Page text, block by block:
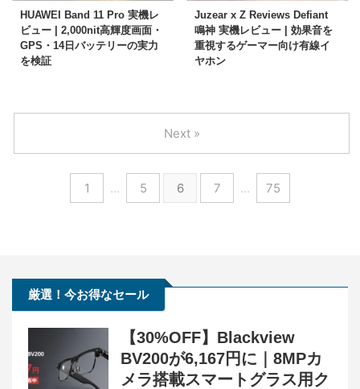
HUAWEI Band 11 Pro 実機レ
ビュー | 2,000nit高輝度画面・
GPS・14日バッテリーの実力
を検証
Juzear x Z Reviews Defiant
鳴神 実機レビュー | 効果音を
重視するゲーマー向け有線イ
ヤホン
1 … 5 6 7 … 75
Next »
厳選！今お得なセール
【30%OFF】Blackview
BV200が6,167円に｜8MPカ
メラ搭載スマートグラス用ク